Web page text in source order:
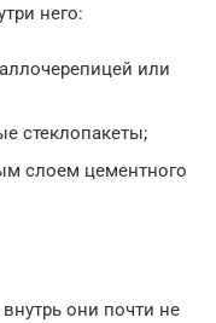
него:
или
стеклопакеты;
слоем цементного
они почти не